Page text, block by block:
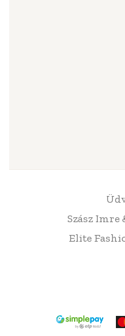
Szász Imre
Elite